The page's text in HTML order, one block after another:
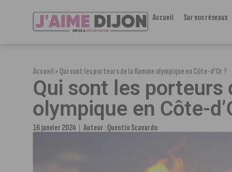
Accueil Sur nos réseaux
Accueil»Qui sont les porteurs de la flamme olympique en Côte-d’Or ?
Qui sont les porteurs
olympique en Côte-
16 janvier 2024 Auteur :Quentin Scavardo